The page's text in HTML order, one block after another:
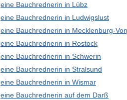
eine Bauchrednerin in Lübz
eine Bauchrednerin in Ludwigslust
eine Bauchrednerin in Mecklenburg-
eine Bauchrednerin in Rostock
eine Bauchrednerin in Schwerin
eine Bauchrednerin in Stralsund
eine Bauchrednerin in Wismar
eine Bauchrednerin auf dem Darß